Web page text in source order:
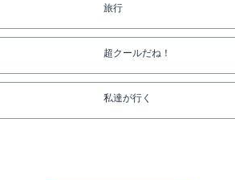
旅行
超クールだね！
私達が行く